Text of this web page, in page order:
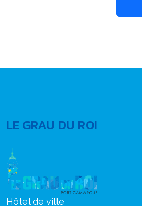
LE GRAU DU ROI
Hôtel de ville